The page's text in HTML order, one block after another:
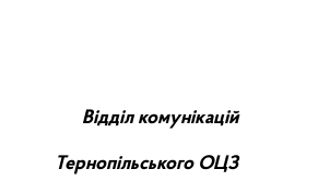
Відділ комунікацій
Тернопільського ОЦЗ